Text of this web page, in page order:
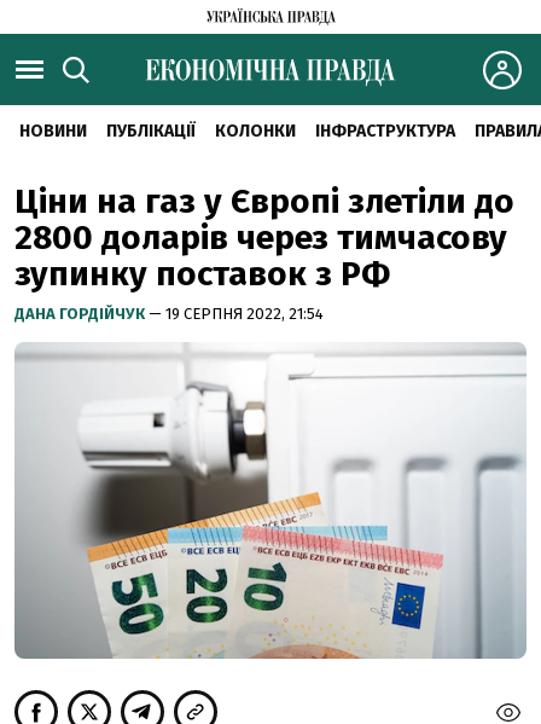
НОВИНИ ПУБЛІКАЦІЇ КОЛОНКИ ІНФРАСТРУКТУРА
Ціни на газ у Європі злетіли до
2800 доларів через тимчасову
зупинку поставок з РФ
ДАНА ГОРДІЙЧУК — 19 СЕРПНЯ 2022, 21:54